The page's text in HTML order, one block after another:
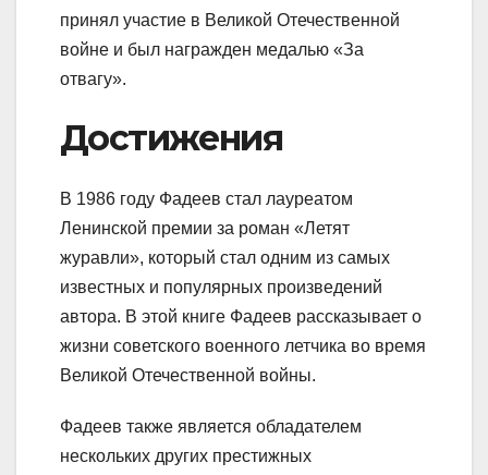
принял участие в Великой Отечественной
войне и был награжден медалью «За
отвагу».
Достижения
В 1986 году Фадеев стал лауреатом
Ленинской премии за роман «Летят
журавли», который стал одним из самых
известных и популярных произведений
автора. В этой книге Фадеев рассказывает о
жизни советского военного летчика во время
Великой Отечественной войны.
Фадеев также является обладателем
нескольких других престижных